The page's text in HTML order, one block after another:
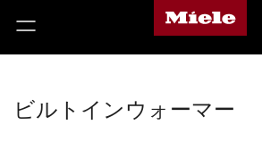
ビルトインウォーマー